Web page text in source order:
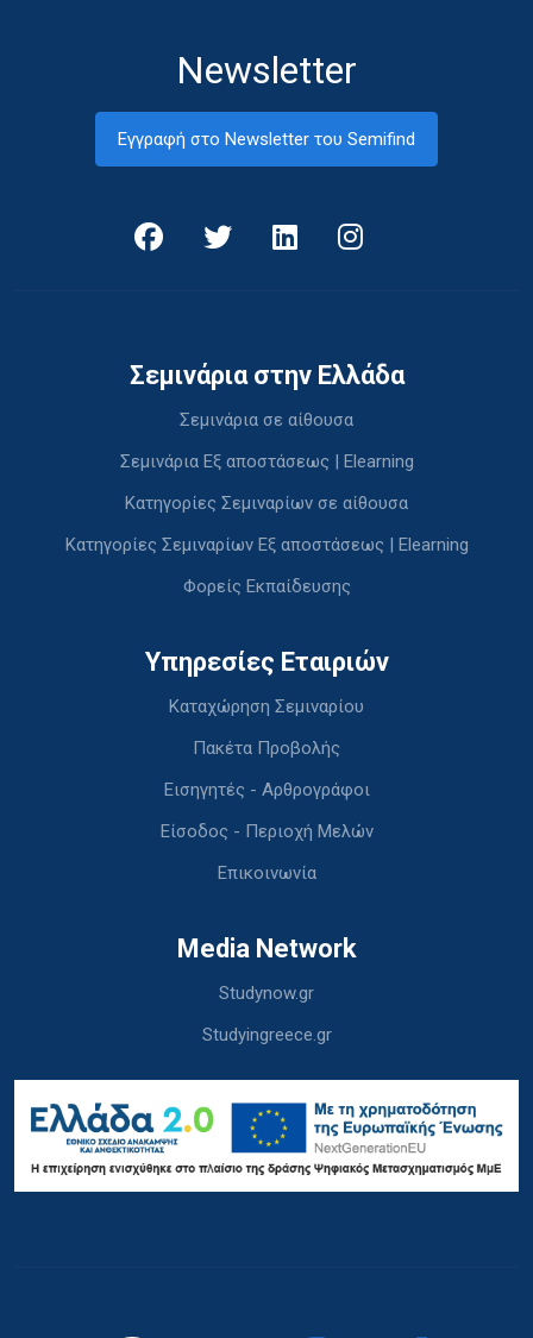
Newsletter
Εγγραφή στο Newsletter του Semifind
Σεμινάρια στην Ελλάδα
Σεμινάρια σε αίθουσα
Σεμινάρια Εξ αποστάσεως | Elearning
Κατηγορίες Σεμιναρίων σε αίθουσα
Κατηγορίες Σεμιναρίων Εξ αποστάσεως | Elearning
Φορείς Εκπαίδευσης
Υπηρεσίες Εταιριών
Καταχώρηση Σεμιναρίου
Πακέτα Προβολής
Εισηγητές - Αρθρογράφοι
Είσοδος - Περιοχή Μελών
Επικοινωνία
Media Network
Studynow.gr
Studyingreece.gr